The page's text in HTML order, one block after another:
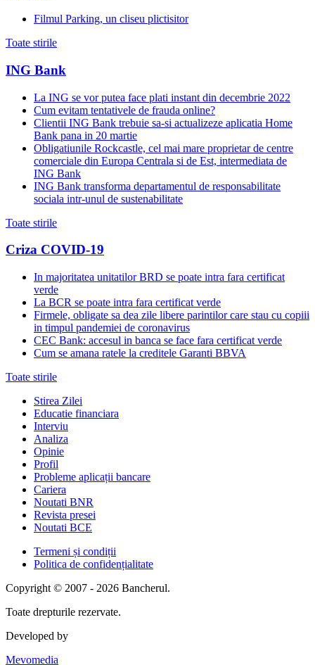
Filmul Parking, un cliseu plictisitor
Toate stirile
ING Bank
La ING se vor putea face plati instant din decembrie 2022
Cum evitam tentativele de frauda online?
Clientii ING Bank trebuie sa-si actualizeze aplicatia Home
Bank pana in 20 martie
Obligatiunile Rockcastle, cel mai mare proprietar de centre
comerciale din Europa Centrala si de Est, intermediata de
ING Bank
ING Bank transforma departamentul de responsabilitate
sociala intr-unul de sustenabilitate
Toate stirile
Criza COVID-19
In majoritatea unitatilor BRD se poate intra fara certificat
verde
La BCR se poate intra fara certificat verde
Firmele, obligate sa dea zile libere parintilor care stau cu copiii
in timpul pandemiei de coronavirus
CEC Bank: accesul in banca se face fara certificat verde
Cum se amana ratele la creditele Garanti BBVA
Toate stirile
Stirea Zilei
Educatie financiara
Interviu
Analiza
Opinie
Profil
Probleme aplicații bancare
Cariera
Noutati BNR
Revista presei
Noutati BCE
Termeni și condiții
Politica de confidențialitate
Copyright © 2007 - 2026 Bancherul.
Toate drepturile rezervate.
Developed by
Mevomedia